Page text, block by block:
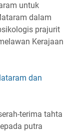
untuk
dalam
prajurit
Kerajaan
dan
terima tahta
putra